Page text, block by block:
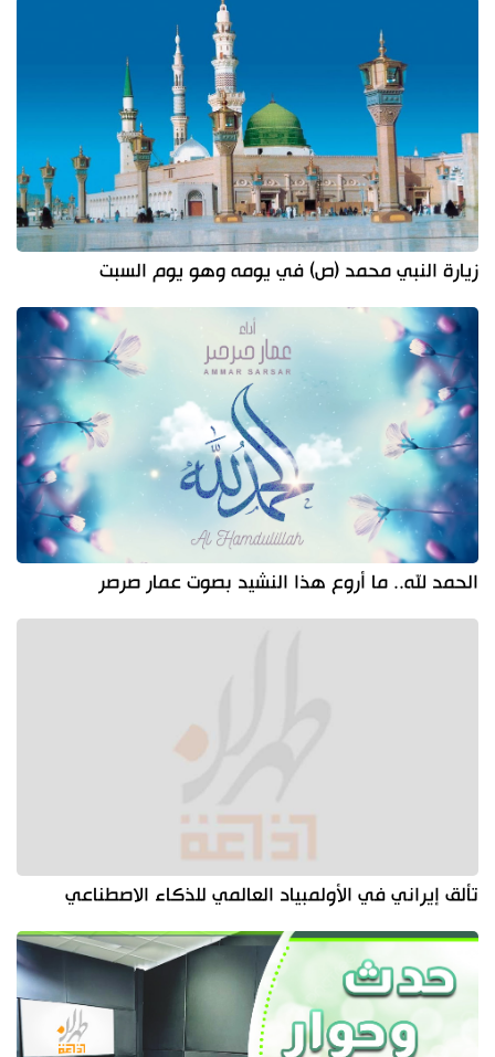
زيارة النبي محمد (ص) في يومه وهو يوم السبت
الحمد لله.. ما أروع هذا النشيد بصوت عمار صرصر
تألق إيراني في الأولمبياد العالمي للذكاء الاصطناعي